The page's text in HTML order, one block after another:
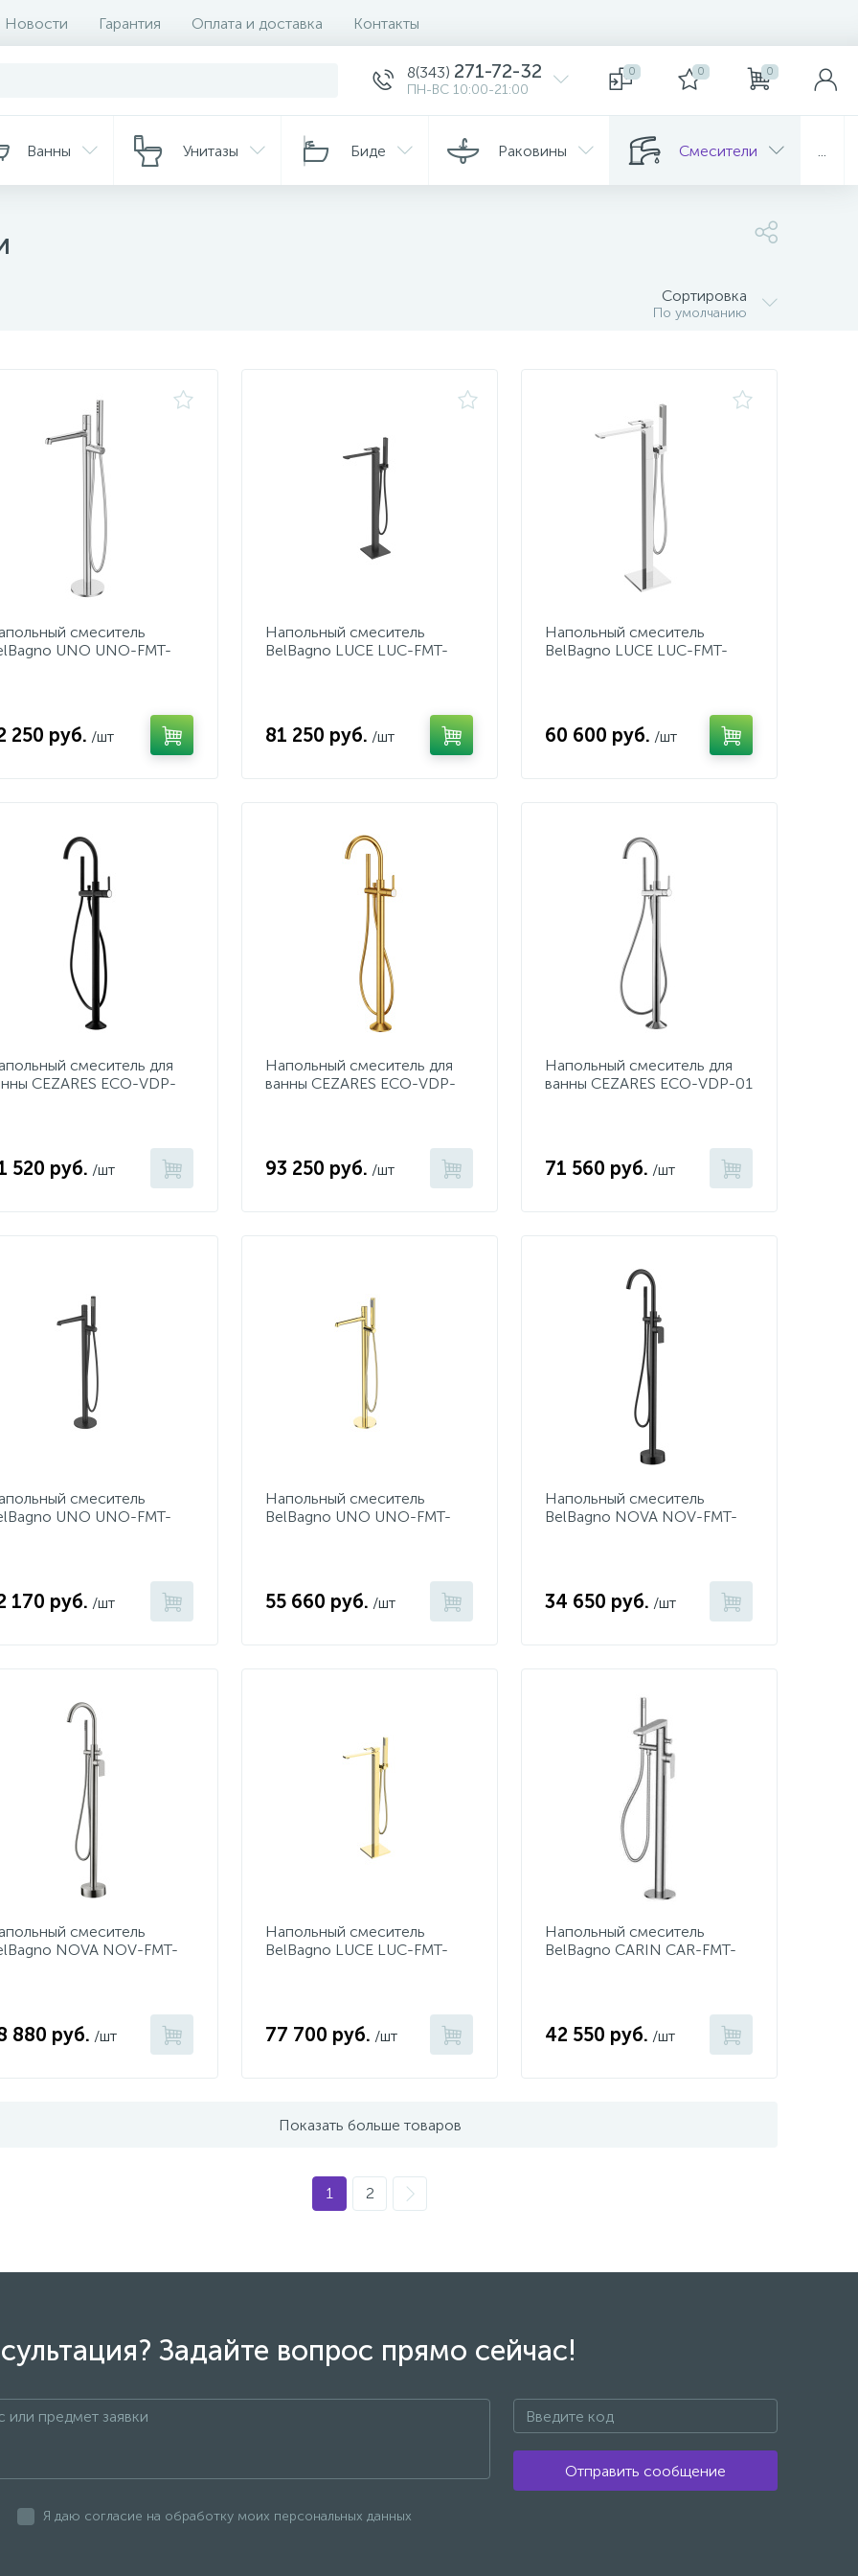
Новости Гарантия Оплата и доставка Контакты
8(343) 271-72-32
ПН-ВС 10:00-21:00
0 0 0
Ванны Унитазы Биде Раковины Смесители
Сортировка
По умолчанию
смеситель
UNO UNO-FMT-
250 руб. /шт
Напольный смеситель
BelBagno LUCE LUC-FMT-
81 250 руб. /шт
Напольный смеситель
BelBagno LUCE LUC-FMT-
60 600 руб. /шт
смеситель для
CEZARES ECO-VDP-
520 руб. /шт
Напольный смеситель для
ванны CEZARES ECO-VDP-
93 250 руб. /шт
Напольный смеситель для
ванны CEZARES ECO-VDP-01
71 560 руб. /шт
смеситель
UNO UNO-FMT-
170 руб. /шт
Напольный смеситель
BelBagno UNO UNO-FMT-
55 660 руб. /шт
Напольный смеситель
BelBagno NOVA NOV-FMT-
34 650 руб. /шт
смеситель
NOVA NOV-FMT-
880 руб. /шт
Напольный смеситель
BelBagno LUCE LUC-FMT-
77 700 руб. /шт
Напольный смеситель
BelBagno CARIN CAR-FMT-
42 550 руб. /шт
Показать больше товаров
1 2
Задайте вопрос прямо сейчас!
Отправить сообщение
Я даю согласие на обработку моих персональных данных